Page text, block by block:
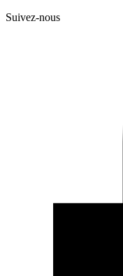
Suivez-nous